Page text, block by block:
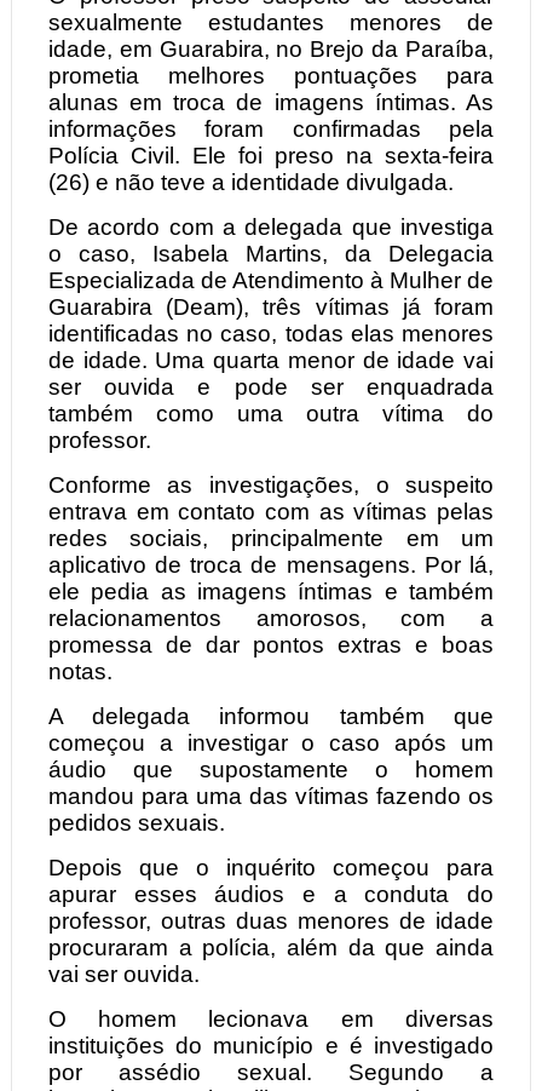
sexualmente estudantes menores de
idade, em Guarabira, no Brejo da Paraíba,
prometia melhores pontuações para
alunas em troca de imagens íntimas. As
informações foram confirmadas pela
Polícia Civil. Ele foi preso na sexta-feira
(26) e não teve a identidade divulgada.
De acordo com a delegada que investiga
o caso, Isabela Martins, da Delegacia
Especializada de Atendimento à Mulher de
Guarabira (Deam), três vítimas já foram
identificadas no caso, todas elas menores
de idade. Uma quarta menor de idade vai
ser ouvida e pode ser enquadrada
também como uma outra vítima do
professor.
Conforme as investigações, o suspeito
entrava em contato com as vítimas pelas
redes sociais, principalmente em um
aplicativo de troca de mensagens. Por lá,
ele pedia as imagens íntimas e também
relacionamentos amorosos, com a
promessa de dar pontos extras e boas
notas.
A delegada informou também que
começou a investigar o caso após um
áudio que supostamente o homem
mandou para uma das vítimas fazendo os
pedidos sexuais.
Depois que o inquérito começou para
apurar esses áudios e a conduta do
professor, outras duas menores de idade
procuraram a polícia, além da que ainda
vai ser ouvida.
O homem lecionava em diversas
instituições do município e é investigado
por assédio sexual. Segundo a